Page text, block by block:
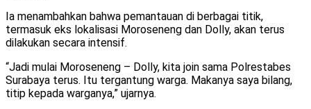
Ia menambahkan bahwa pemantauan di berbagai titik,
termasuk eks lokalisasi Moroseneng dan Dolly, akan terus
dilakukan secara intensif.
“Jadi mulai Moroseneng – Dolly, kita join sama Polrestabes
Surabaya terus. Itu tergantung warga. Makanya saya bilang,
titip kepada warganya,” ujarnya.